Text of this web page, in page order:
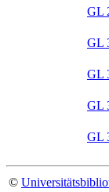
GL
GL
GL
GL
GL
©